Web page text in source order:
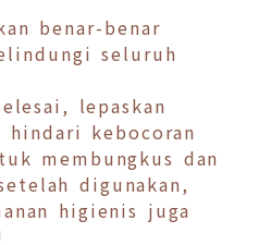
benar-benar
seluruh
lepaskan
kebocoran
membungkus dan
digunakan,
higienis juga